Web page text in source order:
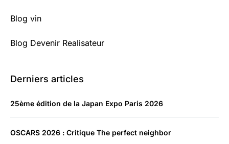
Blog vin
Blog Devenir Realisateur
Derniers articles
25ème édition de la Japan Expo Paris 2026
OSCARS 2026 : Critique The perfect neighbor